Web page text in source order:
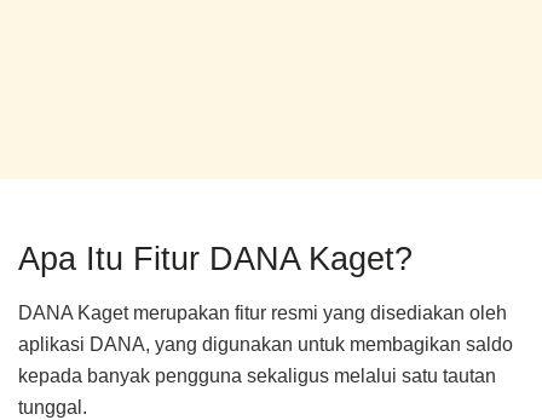
Apa Itu Fitur DANA Kaget?
DANA Kaget merupakan fitur resmi yang disediakan oleh
aplikasi DANA, yang digunakan untuk membagikan saldo
kepada banyak pengguna sekaligus melalui satu tautan
tunggal.